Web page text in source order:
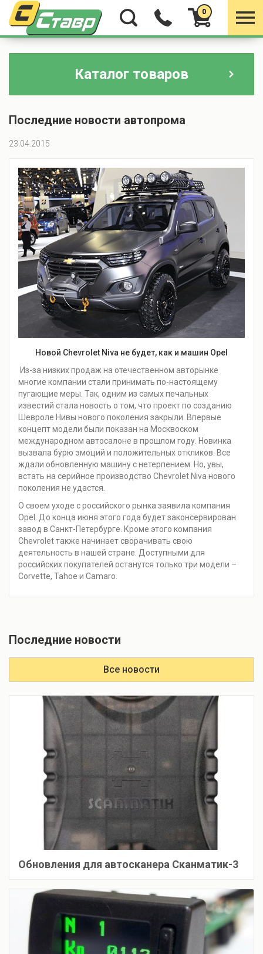
0
Каталог товаров
Последние новости автопрома
23.04.2015
Новой Chevrolet Niva не будет, как и машин Opel
Из-за низких продаж на отечественном авторынке
многие компании стали принимать по-настоящему
пугающие меры. Так, одним из самых печальных
известий стала новость о том, что проект по созданию
Шевроле Нивы нового поколения закрыли. Впервые
концепт модели были показан на Москвоском
международном автосалоне в прошлом году. Новинка
вызвала бурю эмоций и положительных откликов. Все
ждали обновленную машину с нетерпением. Но, увы,
встать на серийное производство Chevrolet Niva нового
поколения не удастся.
О своем уходе с российского рынка заявила компания
Opel. До конца июня этого года будет законсервирован
завод в Санкт-Петербурге. Кроме этого компания
Chevrolet также начинает сворачивать свою
деятельность в нашей стране. Доступными для
российских покупателей останутся только три модели –
Corvette, Tahoe и Camaro.
Последние новости
Все новости
Обновления для автосканера Сканматик-3